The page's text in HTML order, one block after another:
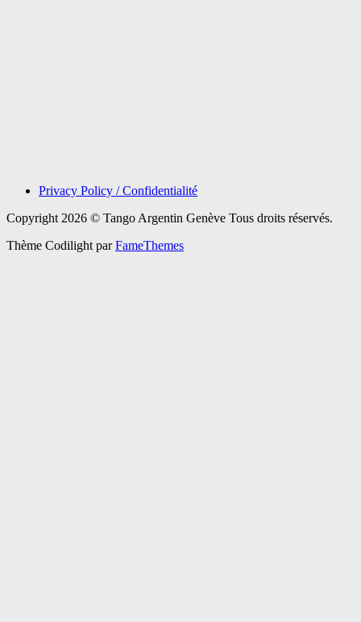
Privacy Policy / Confidentialité
Copyright 2026 © Tango Argentin Genève Tous droits réservés.
Thème Codilight parFameThemes